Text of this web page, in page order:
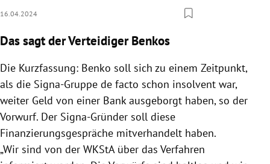
16.04.2024
Das sagt der Verteidiger Benkos
Die Kurzfassung: Benko soll sich zu einem Zeitpunkt,
als die Signa-Gruppe de facto schon insolvent war,
weiter Geld von einer Bank ausgeborgt haben, so der
Vorwurf. Der Signa-Gründer soll diese
Finanzierungsgespräche mitverhandelt haben.
„Wir sind von der WKStA über das Verfahren